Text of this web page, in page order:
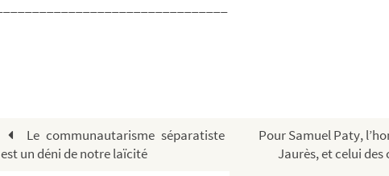
Le communautarisme séparatiste
est un déni de notre laïcité
Pour Samuel Paty,
Jaurès, et celui des